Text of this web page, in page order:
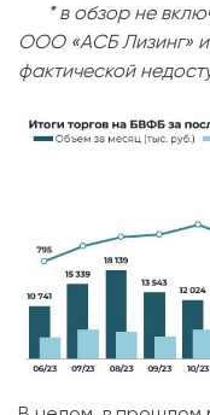
* в обзор не
ООО «АСБ Лизинг»
фактической